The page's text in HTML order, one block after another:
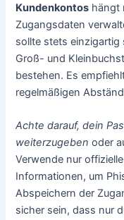
Kundenkontos hängt
Zugangsdaten
sollte stets einzigartig
Groß- und
bestehen. Es
regelmäßigen
Achte darauf, dein
weiterzugeben oder
Verwende nur
Informationen, um
Abspeichern der
sicher sein, dass nur